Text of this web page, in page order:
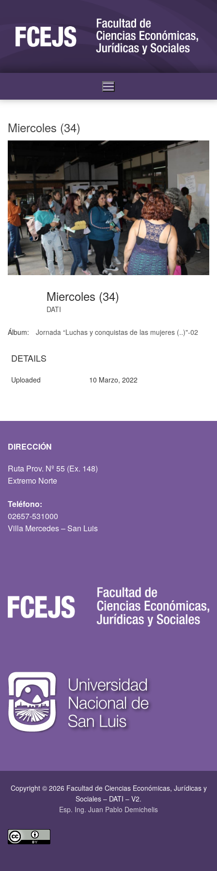
Miercoles (34)
Miercoles (34)
DATI
Álbum: Jornada “Luchas y conquistas de las mujeres (..)"-02
DETAILS
Uploaded 10 Marzo, 2022
DIRECCIÓN
Ruta Prov. Nº 55 (Ex. 148)
Extremo Norte
Teléfono:
02657-531000
Villa Mercedes – San Luis
Copyright © 2026 Facultad de Ciencias Económicas, Jurí­dicas y
Sociales – DATI – V2.
Esp. Ing. Juan Pablo Demichelis